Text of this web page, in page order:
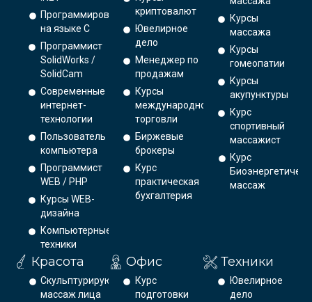
Программирование
на языке С
Программист
SolidWorks /
SolidCam
Современные
интернет-
технологии
Пользователь
компьютера
Программист
WEB / PHP
Курсы WEB-
дизайна
Компьютерные
техники
криптовалют
Ювелирное
дело
Менеджер по
продажам
Курсы
международной
торговли
Биржевые
брокеры
Курс
практическая
бухгалтерия
Курсы
массажа
Курсы
гомеопатии
Курсы
акупунктуры
Курс
спортивный
массажист
Курс
массаж
Красота
Скульптурирующий
массаж лица
Офис
Курс
подготовки
Техники
Ювелирное
дело